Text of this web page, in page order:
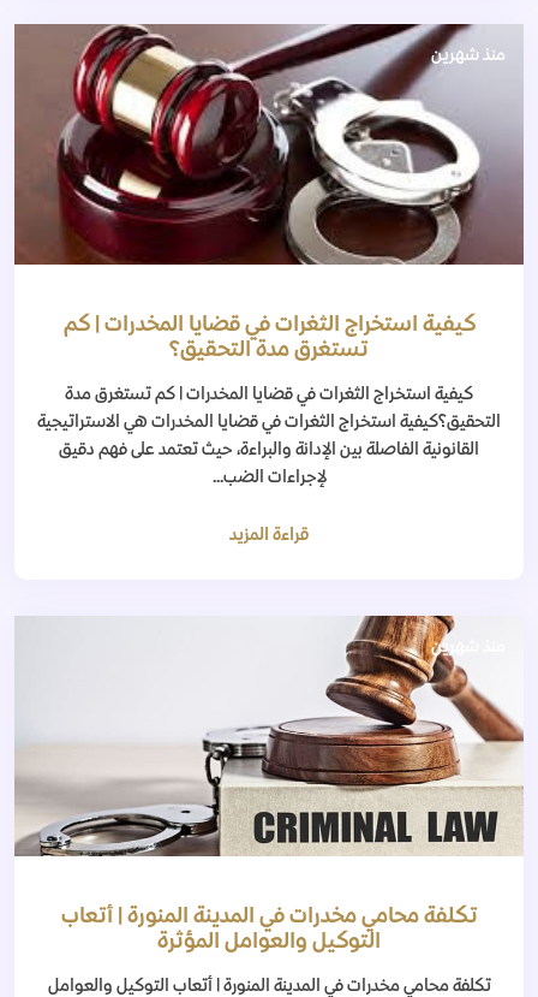
منذ شهرين
كيفية استخراج الثغرات في قضايا المخدرات | كم
تستغرق مدة التحقيق؟
كيفية استخراج الثغرات في قضايا المخدرات | كم تستغرق مدة
التحقيق؟كيفية استخراج الثغرات في قضايا المخدرات هي الاستراتيجية
القانونية الفاصلة بين الإدانة والبراءة، حيث تعتمد على فهم دقيق
لإجراءات الضب...
قراءة المزيد
منذ شهرين
تكلفة محامي مخدرات في المدينة المنورة | أتعاب
التوكيل والعوامل المؤثرة
تكلفة محامي مخدرات في المدينة المنورة | أتعاب التوكيل والعوامل